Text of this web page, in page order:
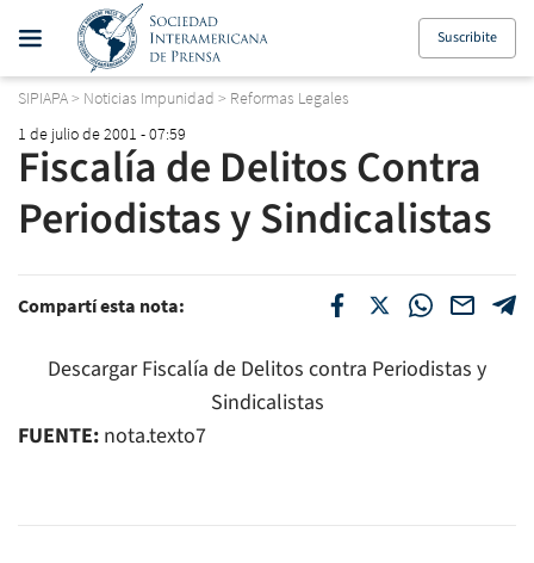
Suscribite
SIPIAPA> Noticias Impunidad > Reformas Legales
1 de julio de 2001 - 07:59
Fiscalía de Delitos Contra
Periodistas y Sindicalistas
Compartí esta nota:
Descargar Fiscalía de Delitos contra Periodistas y
Sindicalistas
FUENTE: nota.texto7